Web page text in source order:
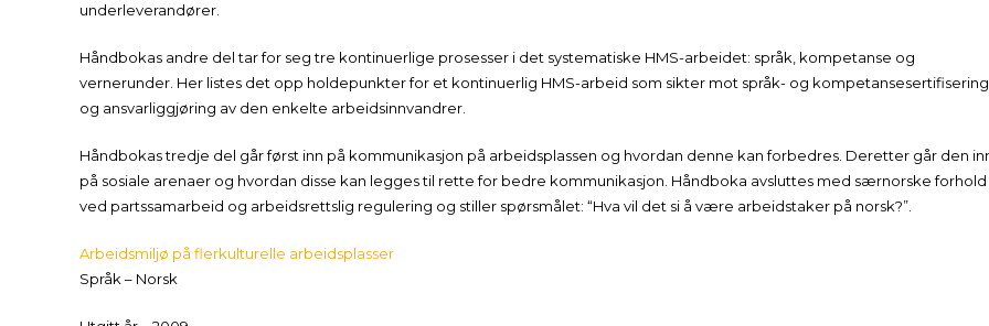
underleverandører.
Håndbokas andre del tar for seg tre kontinuerlige prosesser i det systematiske HMS-arbeidet: språk, kompetanse og
vernerunder. Her listes det opp holdepunkter for et kontinuerlig HMS-arbeid som sikter mot språk- og kompetansesertifisering
og ansvarliggjøring av den enkelte arbeidsinnvandrer.
Håndbokas tredje del går først inn på kommunikasjon på arbeidsplassen og hvordan denne kan forbedres. Deretter går den
på sosiale arenaer og hvordan disse kan legges til rette for bedre kommunikasjon. Håndboka avsluttes med særnorske forhold
ved partssamarbeid og arbeidsrettslig regulering og stiller spørsmålet: “Hva vil det si å være arbeidstaker på norsk?”.
Arbeidsmiljø på flerkulturelle arbeidsplasser
Språk – Norsk